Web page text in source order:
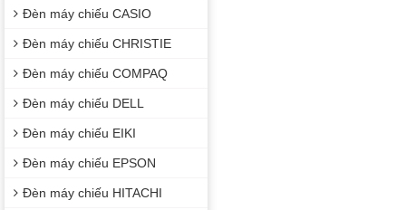
Đèn máy chiếu CASIO
Đèn máy chiếu CHRISTIE
Đèn máy chiếu COMPAQ
Đèn máy chiếu DELL
Đèn máy chiếu EIKI
Đèn máy chiếu EPSON
Đèn máy chiếu HITACHI